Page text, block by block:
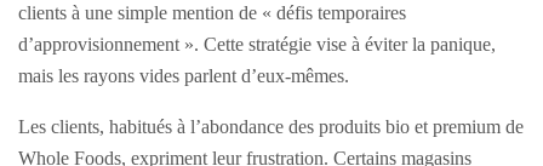
clients à une simple mention de « défis temporaires
d’approvisionnement ». Cette stratégie vise à éviter la panique,
mais les rayons vides parlent d’eux-mêmes.
Les clients, habitués à l’abondance des produits bio et premium de
Whole Foods, expriment leur frustration. Certains magasins